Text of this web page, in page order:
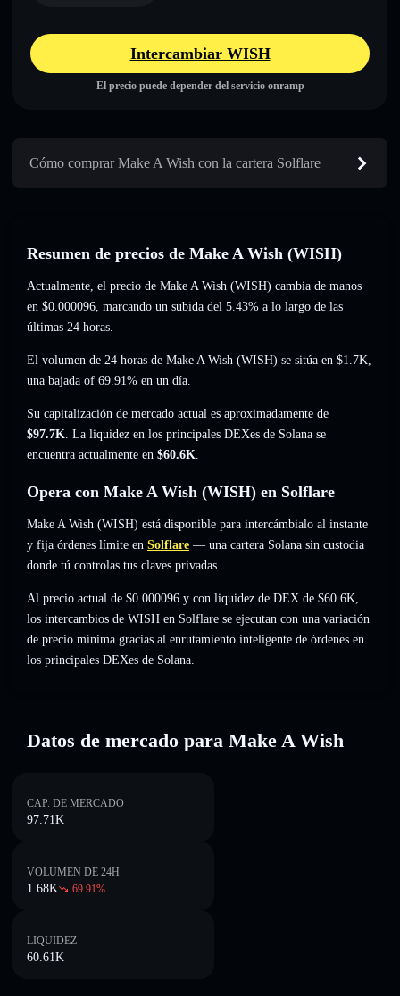
Intercambiar WISH
El precio puede depender del servicio onramp
Cómo comprar Make A Wish con la cartera Solflare
Resumen de precios de Make A Wish (WISH)
Actualmente, el precio de Make A Wish (WISH) cambia de manos
en $0.000096, marcando un subida del 5.43% a lo largo de las
últimas 24 horas.
El volumen de 24 horas de Make A Wish (WISH) se sitúa en $1.7K,
una bajada of 69.91% en un día.
Su capitalización de mercado actual es aproximadamente de
$97.7K. La liquidez en los principales DEXes de Solana se
encuentra actualmente en $60.6K.
Opera con Make A Wish (WISH) en Solflare
Make A Wish (WISH) está disponible para intercámbialo al instante
y fija órdenes límite en Solflare — una cartera Solana sin custodia
donde tú controlas tus claves privadas.
Al precio actual de $0.000096 y con liquidez de DEX de $60.6K,
los intercambios de WISH en Solflare se ejecutan con una variación
de precio mínima gracias al enrutamiento inteligente de órdenes en
los principales DEXes de Solana.
Datos de mercado para Make A Wish
CAP. DE MERCADO
97.71K
VOLUMEN DE 24H
1.68K 69.91%
LIQUIDEZ
60.61K